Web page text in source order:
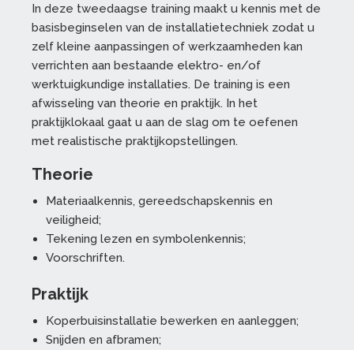
In deze tweedaagse training maakt u kennis met de
basisbeginselen van de installatietechniek zodat u
zelf kleine aanpassingen of werkzaamheden kan
verrichten aan bestaande elektro- en/of
werktuigkundige installaties. De training is een
afwisseling van theorie en praktijk. In het
praktijklokaal gaat u aan de slag om te oefenen
met realistische praktijkopstellingen.
Theorie
Materiaalkennis, gereedschapskennis en
veiligheid;
Tekening lezen en symbolenkennis;
Voorschriften.
Praktijk
Koperbuisinstallatie bewerken en aanleggen;
Snijden en afbramen;